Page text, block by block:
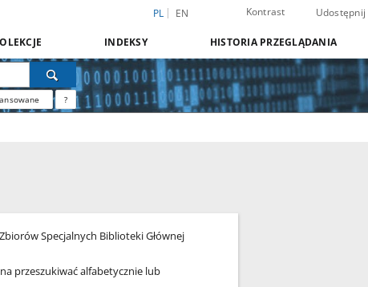
PL EN Kontrast Udostępnij
INDEKSY HISTORIA PRZEGLĄDANIA
?
Specjalnych Biblioteki Głównej
przeszukiwać alfabetycznie lub